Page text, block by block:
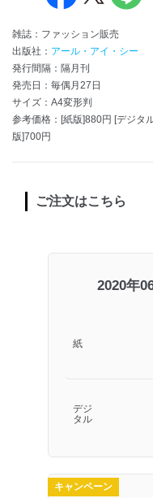
雑誌：ファッション販売
出版社： アール・アイ・シー
発行間隔：隔月刊
発売日：毎偶月27日
サイズ：A4変形判
参考価格：[紙版]880円 [デジタ
版]700円
ご注文はこちら
2020年
紙
デジ
タル
キャンペーン